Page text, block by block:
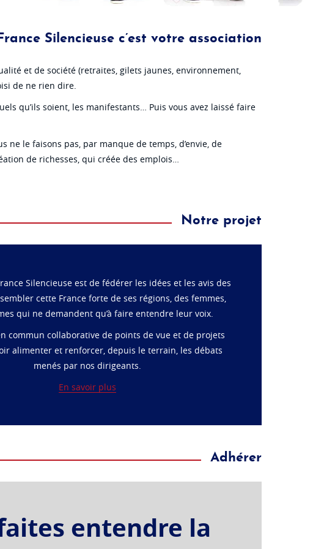
Silencieuse c’est votre association
et de société (retraites, gilets jaunes, environnement,
de ne rien dire.
qu’ils soient, les manifestants… Puis vous avez laissé faire
ne le faisons pas, par manque de temps, d’envie, de
de richesses, qui créée des emplois…
Notre projet
Silencieuse est de fédérer les idées et les avis des
cette France forte de ses régions, des femmes,
qui ne demandent qu’à faire entendre leur voix.
commun collaborative de points de vue et de projets
alimenter et renforcer, depuis le terrain, les débats
menés par nos dirigeants.
En savoir plus
Adhérer
entendre la